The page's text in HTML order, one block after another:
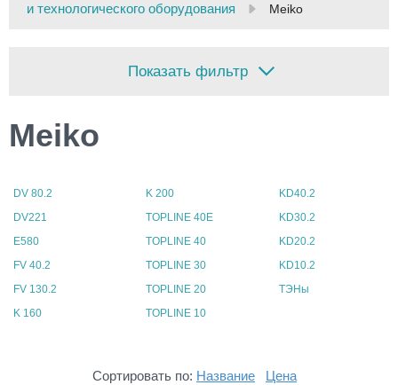
и технологического оборудования
Meiko
Показать фильтр
Meiko
DV 80.2
DV221
E580
FV 40.2
FV 130.2
K 160
K 200
TOPLINE 40E
TOPLINE 40
TOPLINE 30
TOPLINE 20
TOPLINE 10
KD40.2
KD30.2
KD20.2
KD10.2
ТЭНы
Сортировать по: Название Цена